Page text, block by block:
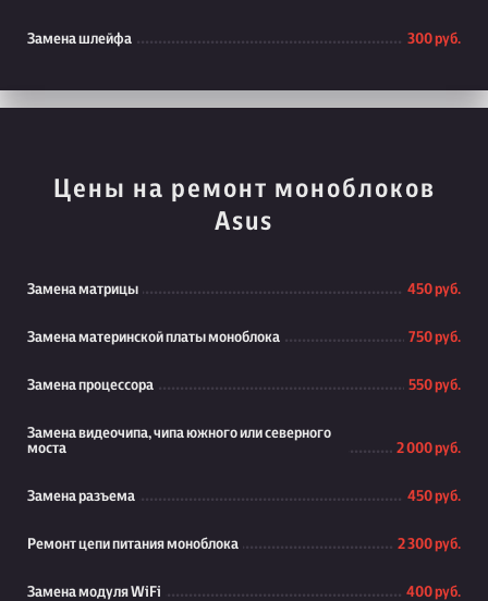
Замена шлейфа 300 руб.
Цены на ремонт моноблоков
Asus
Замена матрицы 450 руб.
Замена материнской платы моноблока 750 руб.
Замена процессора 550 руб.
Замена видеочипа, чипа южного или северного
моста
2 000 руб.
Замена разъема 450 руб.
Ремонт цепи питания моноблока 2 300 руб.
Замена модуля WiFi 400 руб.